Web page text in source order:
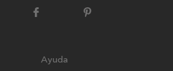
Ayuda